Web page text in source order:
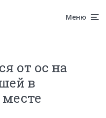
Меню
от ос на
в